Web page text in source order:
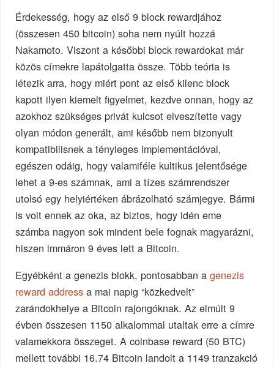
Érdekesség, hogy az első 9 block rewardjához
(összesen 450 bitcoin) soha nem nyúlt hozzá
Nakamoto. Viszont a későbbi block rewardokat már
közös címekre lapátolgatta össze. Több teória is
létezik arra, hogy miért pont az első kilenc block
kapott ilyen kiemelt figyelmet, kezdve onnan, hogy az
azokhoz szükséges privát kulcsot elveszítette vagy
olyan módon generált, ami később nem bizonyult
kompatibilisnek a tényleges implementációval,
egészen odáig, hogy valamiféle kultikus jelentősége
lehet a 9-es számnak, ami a tízes számrendszer
utolsó egy helyiértéken ábrázolható számjegye. Bármi
is volt ennek az oka, az biztos, hogy idén eme
számba nagyon sok mindent bele fognak magyarázni,
hiszen immáron 9 éves lett a Bitcoin.
Egyébként a genezis blokk, pontosabban agenezis
reward address a mai napig “közkedvelt”
zarándokhelye a Bitcoin rajongóknak. Az elmúlt 9
évben összesen 1150 alkalommal utaltak erre a címre
valamekkora összeget. A coinbase reward (50 BTC)
mellett további 16.74 Bitcoin landolt a 1149 tranzakció